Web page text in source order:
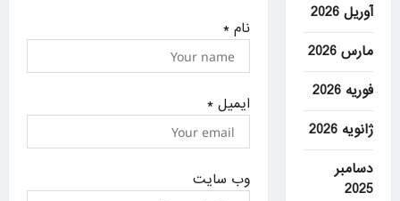
نام*
ایمیل*
وب‌ سایت
آوریل 2026
مارس 2026
فوریه 2026
ژانویه 2026
دسامبر
2025